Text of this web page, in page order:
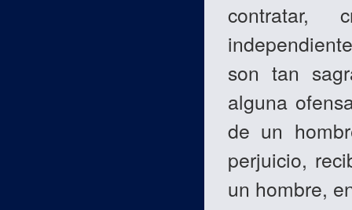
contratar,
son tan
alguna
de un
perjuicio,
un hombre,